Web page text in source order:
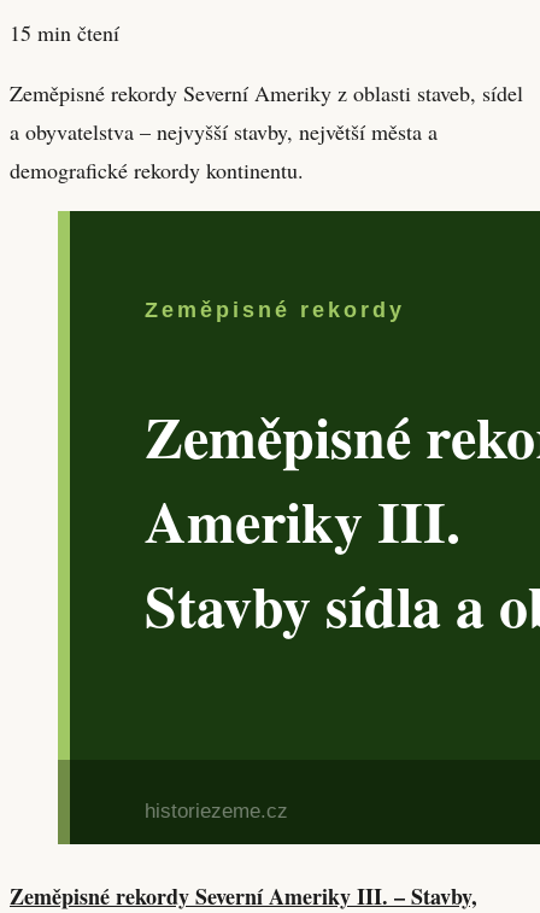
15 min čtení
Zeměpisné rekordy Severní Ameriky z oblasti staveb, sídel
a obyvatelstva – nejvyšší stavby, největší města a
demografické rekordy kontinentu.
Zeměpisné rekordy Severní Ameriky III. – Stavby,